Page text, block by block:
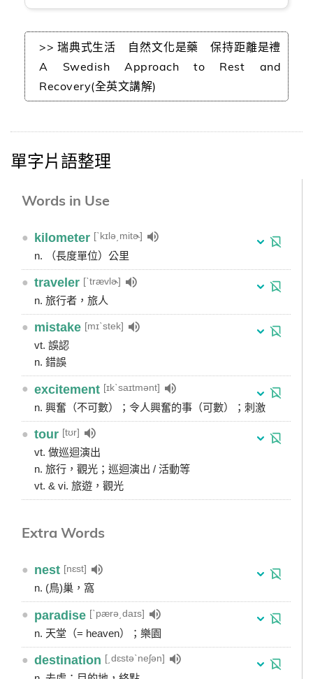
>> 瑞典式生活 自然文化是藥 保持距離是禮
A Swedish Approach to Rest and
Recovery(全英文講解)
單字片語整理
Words in Use
● kilometer [ˋkɪlə͵mitɚ]
n. （長度單位）公里
● traveler [ˋtrævlɚ]
n. 旅行者，旅人
● mistake [mɪˋstek]
vt. 誤認
n. 錯誤
● excitement [ɪkˋsaɪtmənt]
n. 興奮（不可數）；令人興奮的事（可數）；刺激
● tour [tʊr]
vt. 做巡迴演出
n. 旅行，觀光；巡迴演出 / 活動等
vt. & vi. 旅遊，觀光
Extra Words
● nest [nɛst]
n. (鳥)巢，窩
● paradise [ˋpærə͵daɪs]
n. 天堂（= heaven）；樂園
● destination [͵dɛstəˋneʃən]